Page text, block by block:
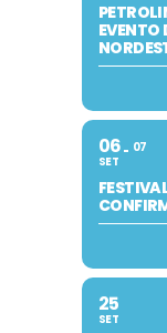
EVENTO
06
SET
07
25
SET